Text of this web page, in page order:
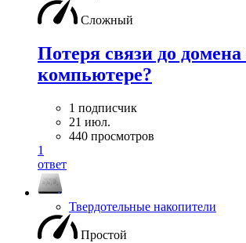
Сложный
Потеря связи до
компьютере?
1 подписчик
21 июл.
440 просмотров
1
ответ
Твердотельные накопители
Простой